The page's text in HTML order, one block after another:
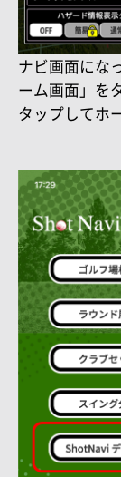
ナビ画面にな
ーム画面」を
タップしてホ